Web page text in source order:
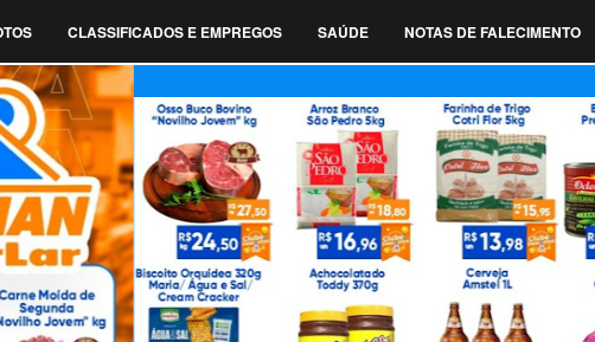
CLASSIFICADOS E EMPREGOS SAÚDE NOTAS DE FALECIMENTO